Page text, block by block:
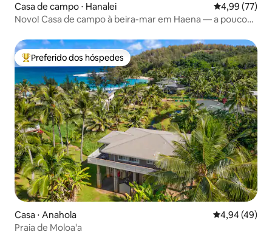
Casa de campo ⋅ Hanalei 4,99 de uma
4,99 (77)
Novo! Casa de campo à beira-mar em Haena — a poucos
Entre os melhores preferidos dos hóspedes
Preferido dos hóspedes
Casa ⋅ Anahola 4,94 de uma
4,94 (49)
Praia de Moloa'a